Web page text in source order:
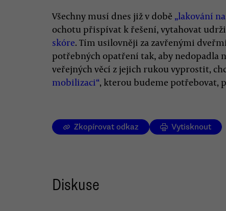
Všechny musí dnes již v době „lakování
ochotu přispívat k řešení, vytahovat
skóre. Tím usilovněji za zavřenými
potřebných opatření tak, aby nedopadla
veřejných věcí z jejich rukou vyprostit,
mobilizaci“, kterou budeme potřebovat,
Zkopírovat odkaz Vytisknout
Diskuse